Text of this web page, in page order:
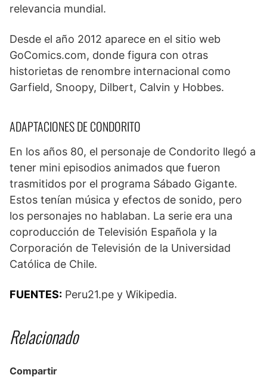
relevancia mundial.
Desde el año 2012 aparece en el sitio web
GoComics.com, donde figura con otras
historietas de renombre internacional como
Garfield, Snoopy, Dilbert, Calvin y Hobbes.
ADAPTACIONES DE CONDORITO
En los años 80, el personaje de Condorito llegó a
tener mini episodios animados que fueron
trasmitidos por el programa Sábado Gigante.
Estos tenían música y efectos de sonido, pero
los personajes no hablaban. La serie era una
coproducción de Televisión Española y la
Corporación de Televisión de la Universidad
Católica de Chile.
FUENTES: Peru21.pe y Wikipedia.
Relacionado
Compartir